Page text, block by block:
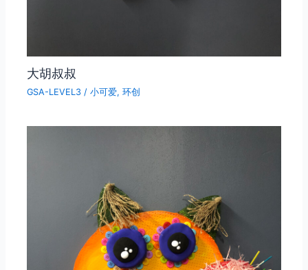
大胡叔叔
GSA-LEVEL3 /小可爱,环创